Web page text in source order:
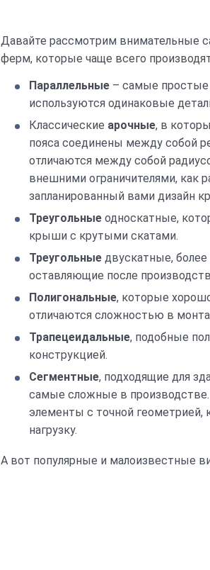
Давайте рассмотрим внимательные
ферм, которые чаще всего
Параллельные – самые простые
используются одинаковые
Классические арочные, в
пояса соединены между собой
отличаются между собой
внешними ограничителями, как
запланированный вами дизайн
Треугольные односкатные,
крыши с крутыми скатами.
Треугольные двускатные,
оставляющие после
Полигональные, которые
отличаются сложностью в
Трапецеидальные, подобные
конструкцией.
Сегментные, подходящие для
самые сложные в
элементы с точной геометрией,
нагрузку.
А вот популярные и малоизвестные